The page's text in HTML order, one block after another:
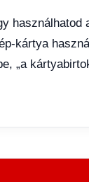
használhatod
kártya
„a